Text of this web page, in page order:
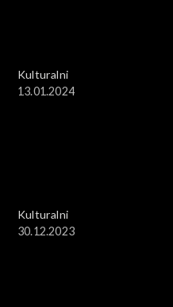
Kulturalni
13.01.2024
Kulturalni
30.12.2023